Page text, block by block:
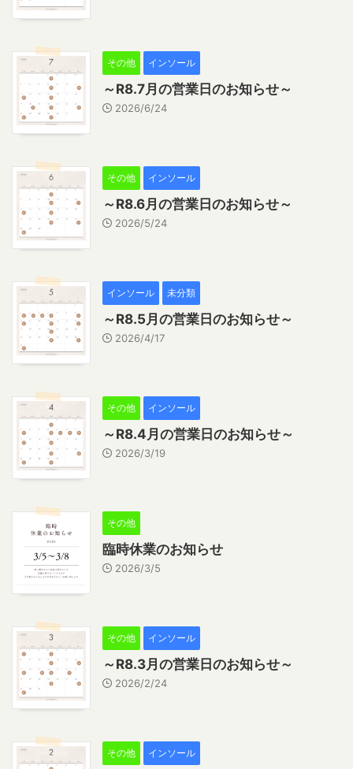
その他 インソール
～R8.7月の営業日のお知らせ～
2026/6/24
その他 インソール
～R8.6月の営業日のお知らせ～
2026/5/24
インソール 未分類
～R8.5月の営業日のお知らせ～
2026/4/17
その他 インソール
～R8.4月の営業日のお知らせ～
2026/3/19
その他
臨時休業のお知らせ
2026/3/5
その他 インソール
～R8.3月の営業日のお知らせ～
2026/2/24
その他 インソール